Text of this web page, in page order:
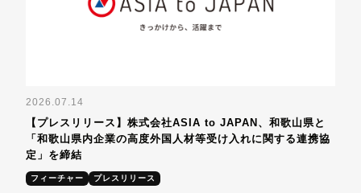
2026.07.14
【プレスリリース】株式会社ASIA to JAPAN、和歌山県と
「和歌山県内企業の高度外国人材等受け入れに関する連携協
定」を締結
フィーチャー プレスリリース